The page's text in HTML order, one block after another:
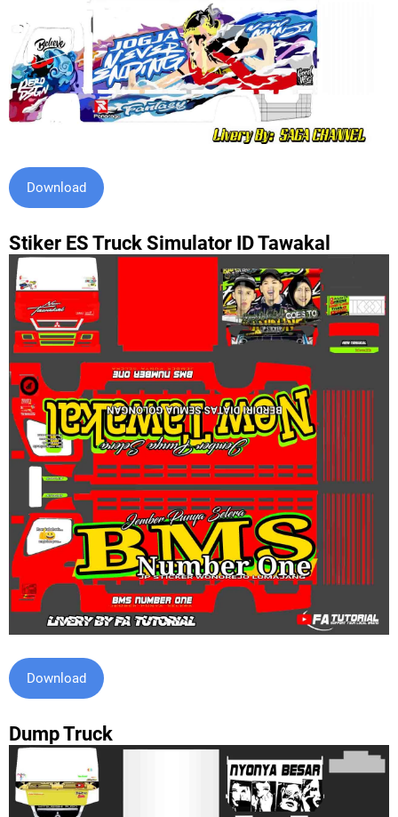
Download
Stiker ES Truck Simulator ID Tawakal
Download
Dump Truck